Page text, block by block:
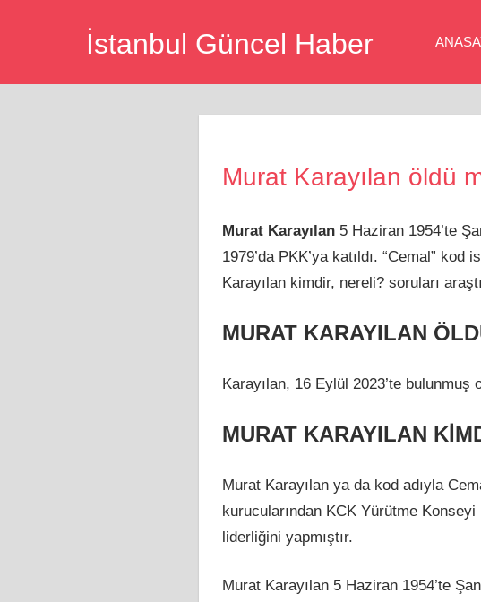
İstanbul Güncel Haber
Murat Karayılan öldü
Murat Karayılan5 Haziran 1954’te
1979’da PKK’ya katıldı. “Cemal”
Karayılan kimdir, nereli? soruları
MURAT KARAYILAN
Karayılan, 16 Eylül 2023’te
MURAT KARAYILAN
Murat Karayılan ya da kod adıyla
kurucularından KCK Yürütme Konseyi
liderliğini yapmıştır.
Murat Karayılan 5 Haziran 1954’te